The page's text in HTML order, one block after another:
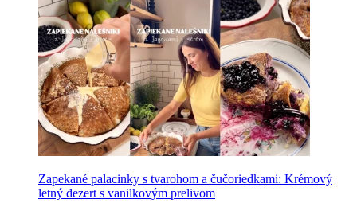
Zapekané palacinky s tvarohom a čučoriedkami: Krémový
letný dezert s vanilkovým prelivom